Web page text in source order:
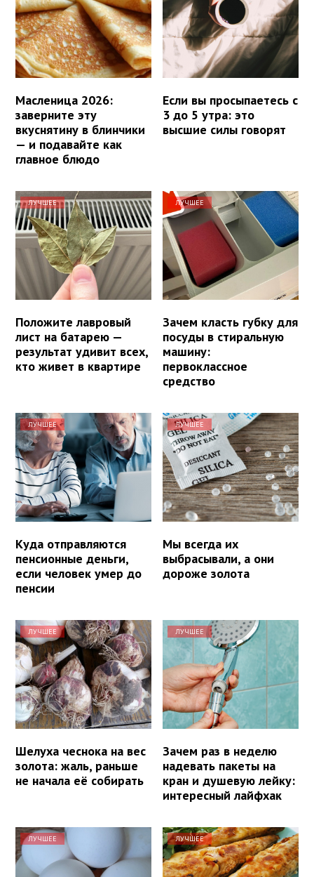
Масленица 2026:
заверните эту
вкуснятину в блинчики
— и подавайте как
главное блюдо
Если вы просыпаетесь с
3 до 5 утра: это
высшие силы говорят
ЛУЧШЕЕ
Положите лавровый
лист на батарею —
результат удивит всех,
кто живет в квартире
ЛУЧШЕЕ
Зачем класть губку для
посуды в стиральную
машину:
первоклассное
средство
ЛУЧШЕЕ
Куда отправляются
пенсионные деньги,
если человек умер до
пенсии
ЛУЧШЕЕ
Мы всегда их
выбрасывали, а они
дороже золота
ЛУЧШЕЕ
Шелуха чеснока на вес
золота: жаль, раньше
не начала её собирать
ЛУЧШЕЕ
Зачем раз в неделю
надевать пакеты на
кран и душевую лейку:
интересный лайфхак
ЛУЧШЕЕ ЛУЧШЕЕ